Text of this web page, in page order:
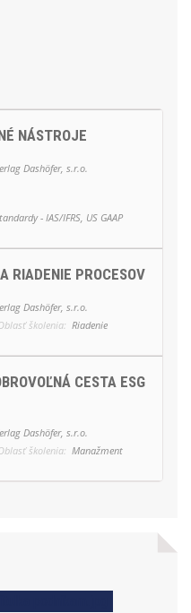
NÁSTROJE
Dashöfer, s.r.o.
- IAS/IFRS, US GAAP
RIADENIE PROCESOV
Dashöfer, s.r.o.
školenia: Riadenie
CESTA ESG
Dashöfer, s.r.o.
školenia: Manažment